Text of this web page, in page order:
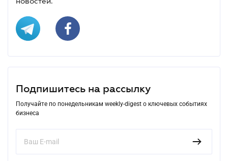
Подпишитесь на рассылку
Получайте по понедельникам weekly-digest о ключевых событиях
бизнеса